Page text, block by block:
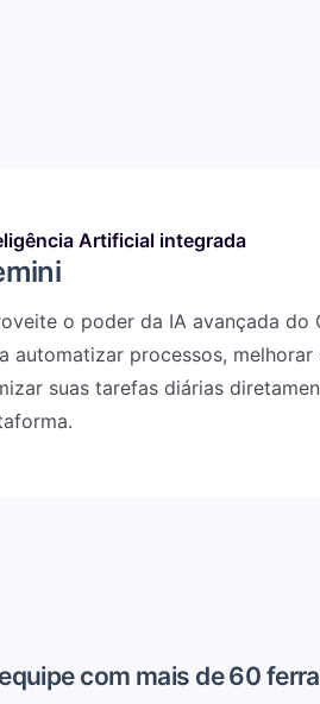
Artificial integrada
o poder da IA avançada do
automatizar processos, melhorar
suas tarefas diárias
com mais de 60